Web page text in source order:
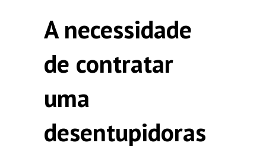
A necessidade
de contratar
uma
desentupidoras